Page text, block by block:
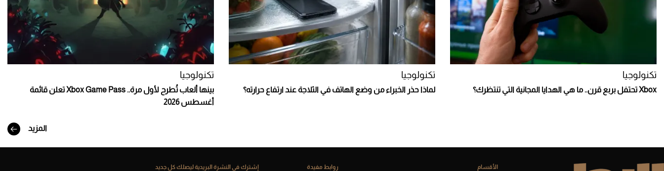
تكنولوجيا
Xbox تحتفل بربع قرن.. ما هي الهدايا المجانية التي تنتظرك؟
تكنولوجيا
لماذا حذر الخبراء من وضع الهاتف في الثلاجة عند ارتفاع حرارته؟
تكنولوجيا
بينها ألعاب تُطرح لأول مرة.. Xbox Game Pass تعلن قائمة
أغسطس 2026
المزيد
الأقسام روابط مفيدة إشترك فى النشرة البريدية ليصلك كل جديد